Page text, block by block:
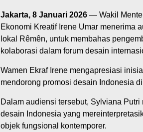
Jakarta, 8 Januari 2026— Wakil
Ekonomi Kreatif Irene Umar menerima
lokal Rêmên, untuk membahas
kolaborasi dalam forum desain
Wamen Ekraf Irene mengapresiasi
mendorong promosi desain Indonesia
Dalam audiensi tersebut, Sylviana
desain Indonesia yang
objek fungsional kontemporer.